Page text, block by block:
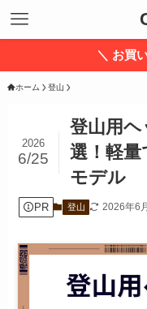
＼ お買
ホーム 登山
登山用
選！軽
モデル
2026
6/25
PR 登山 2026年6